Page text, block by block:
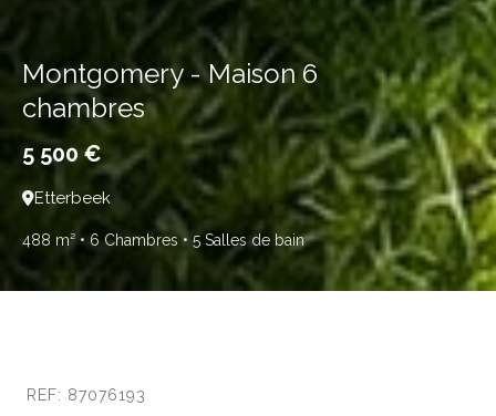
Montgomery - Maison 6
chambres
5 500 €
Etterbeek
488 m² • 6 Chambres • 5 Salles de bain
REF: 87076193